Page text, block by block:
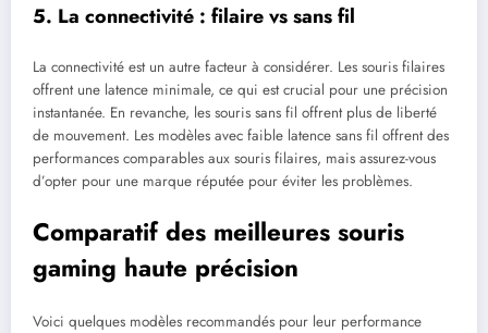
5. La connectivité : filaire vs sans fil
La connectivité est un autre facteur à considérer. Les souris filaires
offrent une latence minimale, ce qui est crucial pour une précision
instantanée. En revanche, les souris sans fil offrent plus de liberté
de mouvement. Les modèles avec faible latence sans fil offrent des
performances comparables aux souris filaires, mais assurez-vous
d’opter pour une marque réputée pour éviter les problèmes.
Comparatif des meilleures souris
gaming haute précision
Voici quelques modèles recommandés pour leur performance